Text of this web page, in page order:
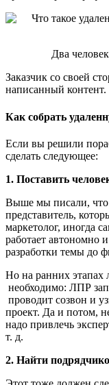
Два
Заказчик со своей
написанный контент.
Как собрать
Если вы решили
сделать следующее:
1. Поставить
Выше мы писали, что
представитель,
маркетолог, иногда
работает автономно
разработки темы до
Но на ранних
необходимо: ЛПР
проводит созвон и
проект. Да и потом,
надо привлечь
т. д.
2. Найти